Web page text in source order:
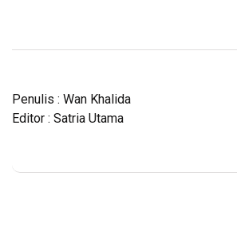
Penulis : Wan Khalida
Editor : Satria Utama